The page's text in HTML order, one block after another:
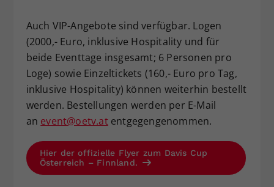
Auch VIP-Angebote sind verfügbar. Logen
(2000,- Euro, inklusive Hospitality und für
beide Eventtage insgesamt; 6 Personen pro
Loge) sowie Einzeltickets (160,- Euro pro Tag,
inklusive Hospitality) können weiterhin bestellt
werden. Bestellungen werden per E-Mail
an event@oetv.atentgegengenommen.
Hier der offizielle Flyer zum Davis Cup
Österreich – Finnland.